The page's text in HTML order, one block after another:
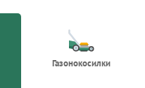
Газонокосилки